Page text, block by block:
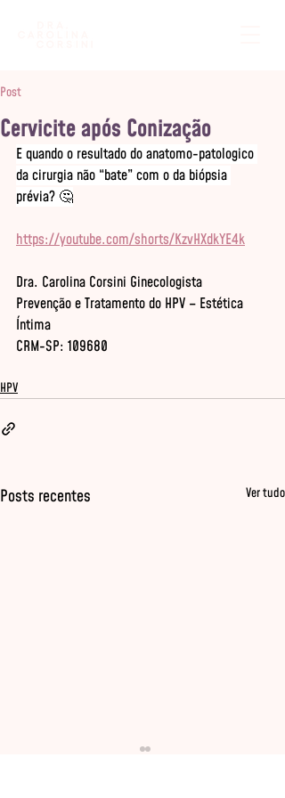
Post
Cervicite após Conização
E quando o resultado do anatomo-patologico
da cirurgia não “bate” com o da biópsia
prévia? 🤔
https://youtube.com/shorts/KzvHXdkYE4k
Dra. Carolina Corsini Ginecologista
Prevenção e Tratamento do HPV – Estética
Íntima
CRM-SP: 109680
HPV
Posts recentes Ver tudo